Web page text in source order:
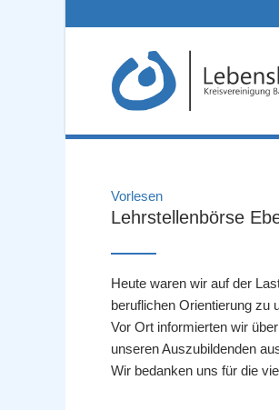
Vorlesen
Lehrstellenbörse
Heute waren wir auf der
beruflichen Orientierung zu
Vor Ort informierten wir
unseren Auszubildenden
Wir bedanken uns für die